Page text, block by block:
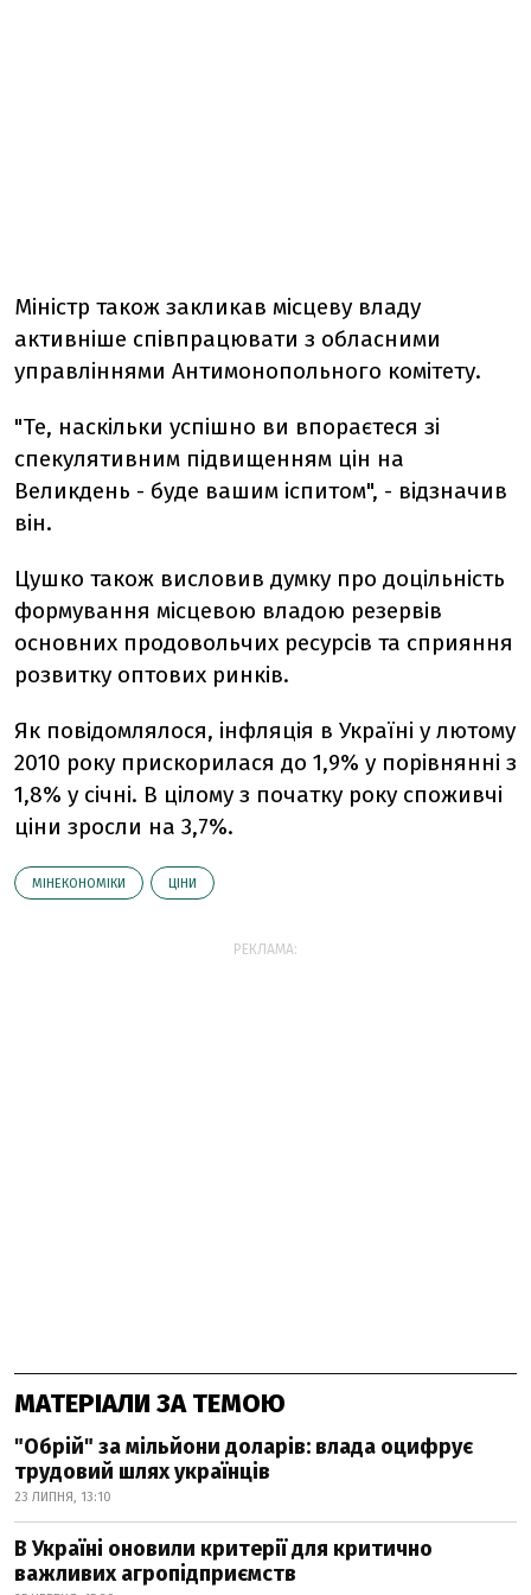
Міністр також закликав місцеву владу
активніше співпрацювати з обласними
управліннями Антимонопольного комітету.
"Те, наскільки успішно ви впораєтеся зі
спекулятивним підвищенням цін на
Великдень - буде вашим іспитом", - відзначив
він.
Цушко також висловив думку про доцільність
формування місцевою владою резервів
основних продовольчих ресурсів та сприяння
розвитку оптових ринків.
Як повідомлялося, інфляція в Україні у лютому
2010 року прискорилася до 1,9% у порівнянні з
1,8% у січні. В цілому з початку року споживчі
ціни зросли на 3,7%.
МІНЕКОНОМІКИ ЦІНИ
РЕКЛАМА:
МАТЕРІАЛИ ЗА ТЕМОЮ
"Обрій" за мільйони доларів: влада оцифрує
трудовий шлях українців
23 ЛИПНЯ, 13:10
В Україні оновили критерії для критично
важливих агропідприємств